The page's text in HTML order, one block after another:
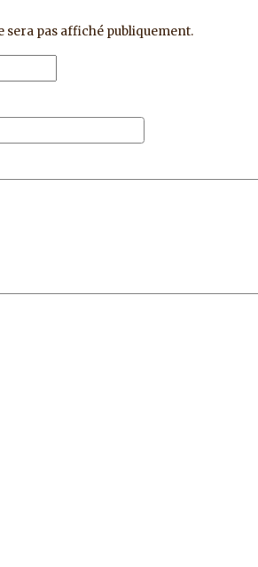
sera pas affiché publiquement.